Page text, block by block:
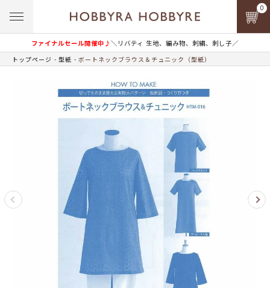
ファイナルセール開催中♪＼リバティ 生地、編み物、刺繍、刺し子／
0
トップページ 型紙 ボートネックブラウス＆チュニック（型紙）